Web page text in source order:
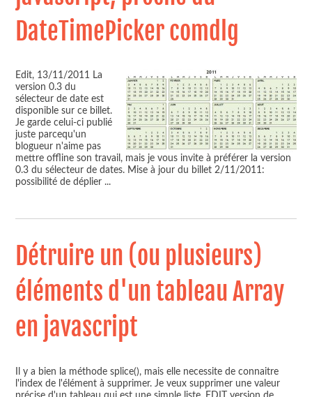
DateTimePicker comdlg
Edit, 13/11/2011 La
version 0.3 du
sélecteur de date est
disponible sur ce billet.
Je garde celui-ci publié
juste parcequ'un
blogueur n'aime pas
mettre offline son travail, mais je vous invite à préférer la version
0.3 du sélecteur de dates. Mise à jour du billet 2/11/2011:
possibilité de déplier ...
Détruire un (ou plusieurs)
éléments d'un tableau Array
en javascript
Il y a bien la méthode splice(), mais elle necessite de connaitre
l'index de l'élément à supprimer. Je veux supprimer une valeur